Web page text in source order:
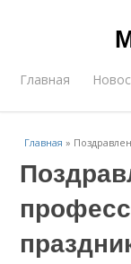
Главная
Главная »